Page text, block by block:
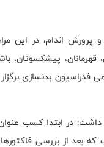
پیشکسوتان،
بدنسازی
در ابتدا کسب
بعد از بررسی